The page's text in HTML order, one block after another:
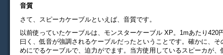
音質
さて、スピーカケーブルといえば、音質です。
以前使っていたケーブルは、モンスターケーブル XP。1mあたり420
曰く、低音が強調されるケーブルだったということです。確かに、
めにでるケーブルで、迫力がでます。当方使用しているスピーカが、